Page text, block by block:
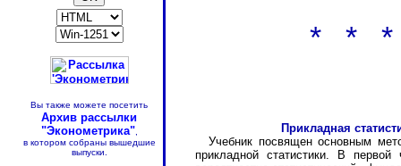
Вы также можете посетить
Архив рассылки
"Эконометрика",
в котором собраны вышедшие
выпуски.
* *
Прикладная
Учебник посвящен основным
прикладной статистики. В первой